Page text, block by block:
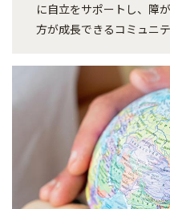
に自立をサポートし、障
方が成長できるコミュニ